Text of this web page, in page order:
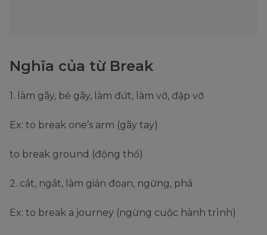
Nghĩa của từ Break
1. làm gãy, bẻ gãy, làm đứt, làm vỡ, đập vỡ
Ex: to break one’s arm (gãy tay)
to break ground (động thổ)
2. cắt, ngắt, làm gián đoạn, ngừng, phá
Ex: to break a journey (ngừng cuộc hành trình)